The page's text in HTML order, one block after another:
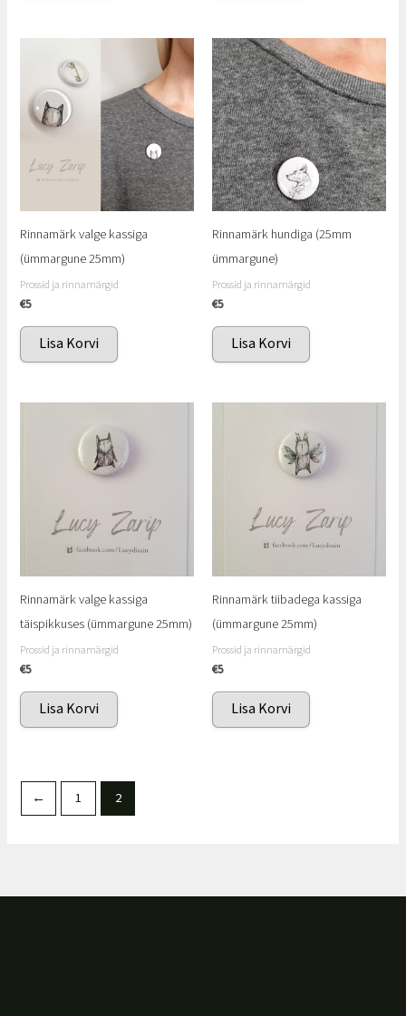
Rinnamärk valge kassiga
(ümmargune 25mm)
Prossid ja rinnamärgid
€5
Lisa Korvi
Rinnamärk hundiga (25mm
ümmargune)
Prossid ja rinnamärgid
€5
Lisa Korvi
Rinnamärk valge kassiga
täispikkuses (ümmargune 25mm)
Prossid ja rinnamärgid
€5
Lisa Korvi
Rinnamärk tiibadega kassiga
(ümmargune 25mm)
Prossid ja rinnamärgid
€5
Lisa Korvi
← 1 2